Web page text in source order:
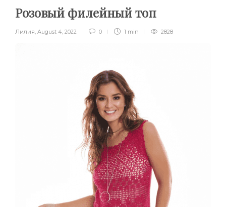
Розовый филейный топ
Лилия, August 4, 2022 0 1 min 2828